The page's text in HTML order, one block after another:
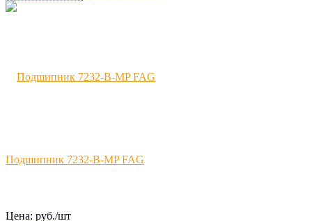
Подшипник 7232-B-MP FAG
Цена: руб./шт